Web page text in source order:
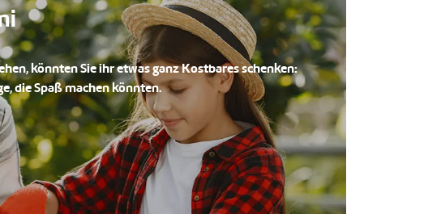
könnten Sie ihr etwas ganz Kostbares schenken:
die Spaß machen könnten.